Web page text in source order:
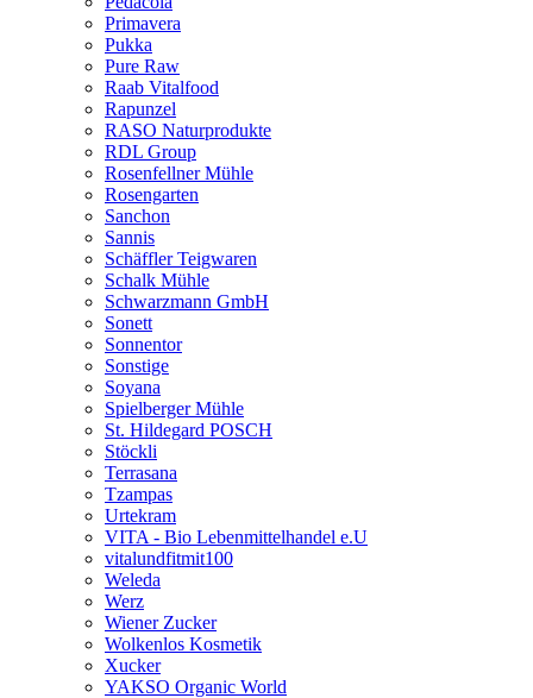
Primavera
Pukka
Pure Raw
Raab Vitalfood
Rapunzel
RASO Naturprodukte
RDL Group
Rosenfellner Mühle
Rosengarten
Sanchon
Sannis
Schäffler Teigwaren
Schalk Mühle
Schwarzmann GmbH
Sonett
Sonnentor
Sonstige
Soyana
Spielberger Mühle
St. Hildegard POSCH
Stöckli
Terrasana
Tzampas
Urtekram
VITA - Bio Lebenmittelhandel e.U
vitalundfitmit100
Weleda
Werz
Wiener Zucker
Wolkenlos Kosmetik
Xucker
YAKSO Organic World